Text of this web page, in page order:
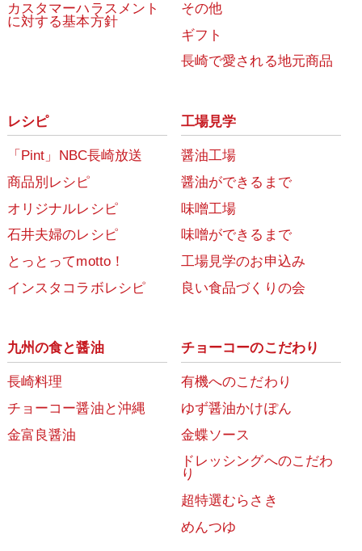
カスタマーハラスメント
に対する基本方針
その他
ギフト
長崎で愛される地元商品
レシピ
「Pint」NBC長崎放送
商品別レシピ
オリジナルレシピ
石井夫婦のレシピ
とっとってmotto！
インスタコラボレシピ
工場見学
醤油工場
醤油ができるまで
味噌工場
味噌ができるまで
工場見学のお申込み
良い食品づくりの会
九州の食と醤油
長崎料理
チョーコー醤油と沖縄
金富良醤油
チョーコーのこだわり
有機へのこだわり
ゆず醤油かけぽん
金蝶ソース
ドレッシングへのこだわ
り
超特選むらさき
めんつゆ